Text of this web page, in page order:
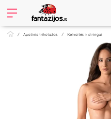
Apatinis trikotažas Kelnaitės ir stringai